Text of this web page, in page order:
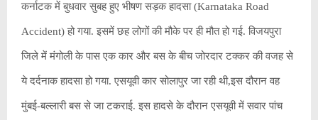
कर्नाटक में बुधवार सुबह हुए भीषण सड़क हादसा (Karnataka Road
Accident) हो गया. इसमें छह लोगों की मौके पर ही मौत हो गई. विजयपुरा
जिले में मंगोली के पास एक कार और बस के बीच जोरदार टक्कर की वजह से
ये दर्दनाक हादसा हो गया. एसयूवी कार सोलापुर जा रही थी,इस दौरान वह
मुंबई-बल्लारी बस से जा टकराई. इस हादसे के दौरान एसयूवी में सवार पांच